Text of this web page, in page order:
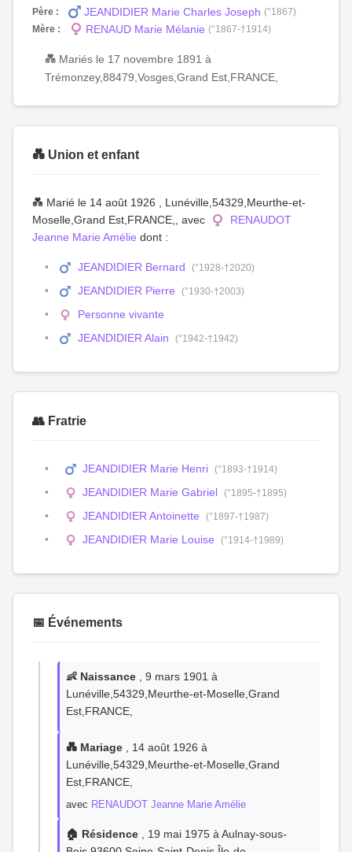
Père : JEANDIDIER Marie Charles Joseph (°1867)
Mère :
RENAUD Marie Mélanie (°1867-†1914)
💑 Mariés le 17 novembre 1891 à
Trémonzey,88479,Vosges,Grand Est,FRANCE,
💑 Union et enfant
💑 Marié le 14 août 1926 , Lunéville,54329,Meurthe-et-
Moselle,Grand Est,FRANCE,, avec
RENAUDOT
Jeanne Marie Amélie dont :
JEANDIDIER Bernard (°1928-†2020)
JEANDIDIER Pierre (°1930-†2003)
Personne vivante
JEANDIDIER Alain
(°1942-†1942)
👥 Fratrie
JEANDIDIER Marie Henri (°1893-†1914)
JEANDIDIER Marie Gabriel (°1895-†1895)
JEANDIDIER Antoinette (°1897-†1987)
JEANDIDIER Marie Louise (°1914-†1989)
📅 Événements
👶 Naissance , 9 mars 1901 à
Lunéville,54329,Meurthe-et-Moselle,Grand
Est,FRANCE,
💑 Mariage , 14 août 1926 à
Lunéville,54329,Meurthe-et-Moselle,Grand
Est,FRANCE,
avec RENAUDOT Jeanne Marie Amélie
🏠 Résidence , 19 mai 1975 à Aulnay-sous-